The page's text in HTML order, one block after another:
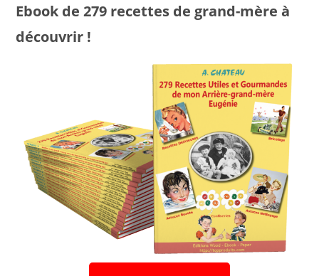
Ebook de 279 recettes de grand-mère à
découvrir !